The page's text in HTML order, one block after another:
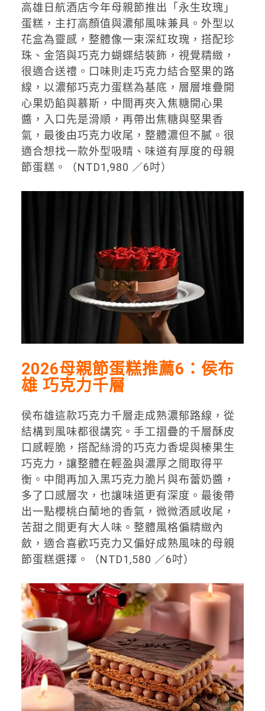
高雄日航酒店今年母親節推出「永生玫瑰」
蛋糕，主打高顏值與濃郁風味兼具。外型以
花盒為靈感，整體像一束深紅玫瑰，搭配珍
珠、金箔與巧克力蝴蝶結裝飾，視覺精緻，
很適合送禮。口味則走巧克力結合堅果的路
線，以濃郁巧克力蛋糕為基底，層層堆疊開
心果奶餡與慕斯，中間再夾入焦糖開心果
醬，入口先是滑順，再帶出焦糖與堅果香
氣，最後由巧克力收尾，整體濃但不膩。很
適合想找一款外型吸睛、味道有厚度的母親
節蛋糕。（NTD1,980 ／6吋）
2026母親節蛋糕推薦6：侯布
雄 巧克力千層
侯布雄這款巧克力千層走成熟濃郁路線，從
結構到風味都很講究。手工摺疊的千層酥皮
口感輕脆，搭配絲滑的巧克力香堤與榛果生
巧克力，讓整體在輕盈與濃厚之間取得平
衡。中間再加入黑巧克力脆片與布蕾奶醬，
多了口感層次，也讓味道更有深度。最後帶
出一點櫻桃白蘭地的香氣，微微酒感收尾，
苦甜之間更有大人味。整體風格偏精緻內
斂，適合喜歡巧克力又偏好成熟風味的母親
節蛋糕選擇。（NTD1,580 ／6吋）